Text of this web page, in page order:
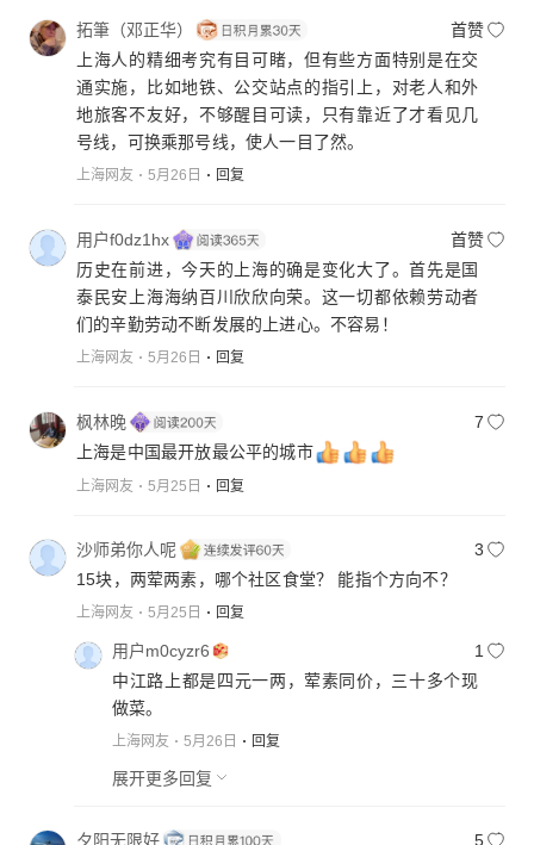
拓筆（邓正华）
首赞
上海人的精细考究有目可睹，但有些方面特别是在交
通实施，比如地铁、公交站点的指引上，对老人和外
地旅客不友好，不够醒目可读，只有靠近了才看见几
号线，可换乘那号线，使人一目了然。
上海网友 5月26日 回复
用户f0dz1hx
首赞
历史在前进，今天的上海的确是变化大了。首先是国
泰民安上海海纳百川欣欣向荣。这一切都依赖劳动者
们的辛勤劳动不断发展的上进心。不容易！
上海网友 5月26日 回复
枫林晚
7
上海是中国最开放最公平的城市
上海网友 5月25日 回复
沙师弟你人呢
3
15块，两荤两素，哪个社区食堂？ 能指个方向不？
上海网友 5月25日 回复
用户m0cyzr6
1
中江路上都是四元一两，荤素同价，三十多个现
做菜。
上海网友 5月26日 回复
展开更多回复
夕阳无限好
5